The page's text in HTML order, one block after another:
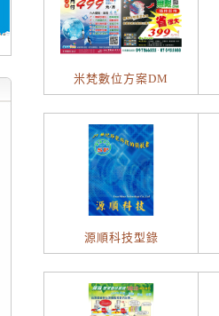
米梵數位方案DM
源順科技型錄